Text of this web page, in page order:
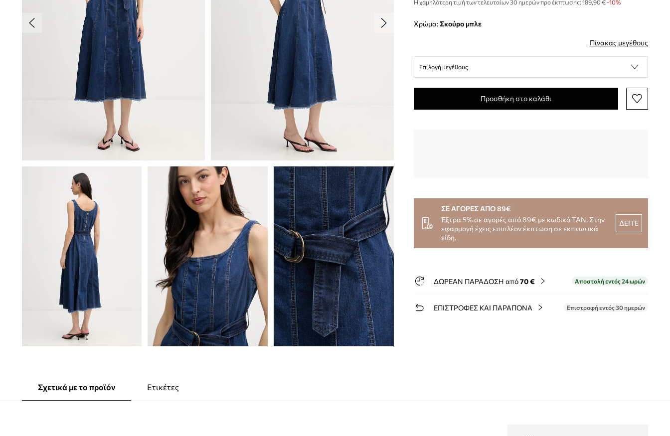
Η χαμηλότερη τιμή των τελευταίων 30 ημερών προ έκπτωσης: 189,90 € -10%
Χρώμα: σκούρο μπλε
Πίνακας μεγέθους
Επιλογή μεγέθους
Προσθήκη στο καλάθι
ΣΕ ΑΓΟΡΕΣ ΑΠΟ 89€
Έξτρα 5% σε αγορές από 89€ με κωδικό TAN. Στην
εφαρμογή έχεις επιπλέον έκπτωση σε εκπτωτικά
είδη.
ΔΕΙΤΕ
ΔΩΡΕΑΝ ΠΑΡΑΔΟΣΗ από70 € Αποστολή εντός 24 ωρών
ΕΠΙΣΤΡΟΦΕΣ ΚΑΙ ΠΑΡΑΠΟΝΑ Επιστροφή εντός 30 ημερών
Σχετικά με το προϊόν Ετικέτες